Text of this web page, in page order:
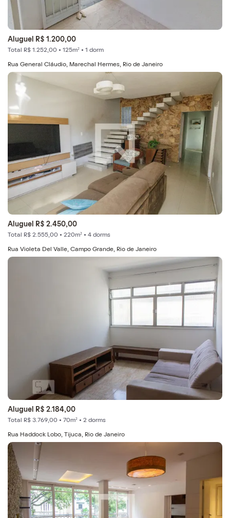
Aluguel R$ 1.200,00
Total R$ 1.252,00 • 125m² • 1 dorm
Rua General Cláudio, Marechal Hermes, Rio de Janeiro
Aluguel R$ 2.450,00
Total R$ 2.555,00 • 220m² • 4 dorms
Rua Violeta Del Valle, Campo Grande, Rio de Janeiro
Aluguel R$ 2.184,00
Total R$ 3.769,00 • 70m² • 2 dorms
Rua Haddock Lobo, Tijuca, Rio de Janeiro